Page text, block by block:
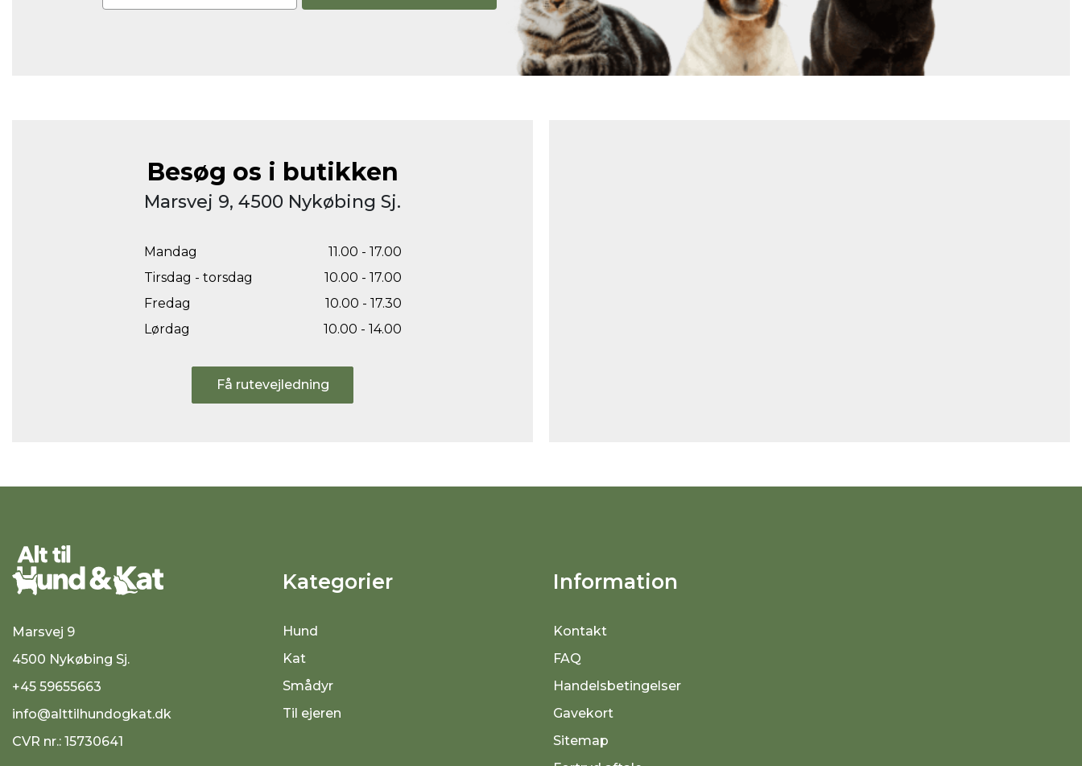
Besøg os i butikken
Marsvej 9, 4500 Nykøbing Sj.
Mandag
11.00 - 17.00
Tirsdag - torsdag
10.00 - 17.00
Fredag
10.00 - 17.30
Lørdag
10.00 - 14.00
Få rutevejledning
Marsvej 9
4500 Nykøbing Sj.
+45 59655663
info@alttilhundogkat.dk
CVR nr.: 15730641
Kategorier
Hund
Kat
Smådyr
Til ejeren
Information
Kontakt
FAQ
Handelsbetingelser
Gavekort
Sitemap